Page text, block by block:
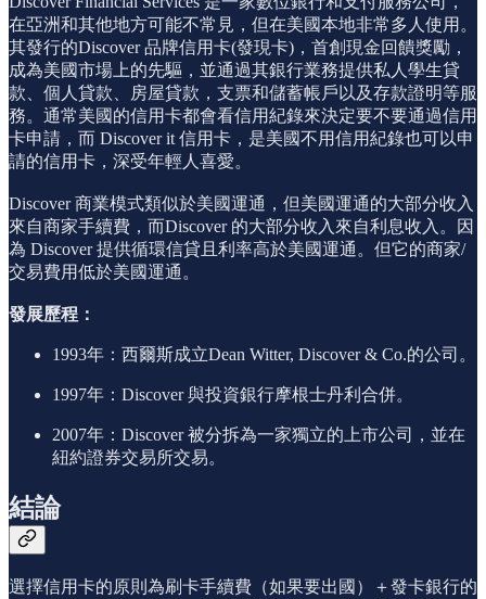
在亞洲和其他地方可能不常見，但在美國本地非常多人使用。
其發行的Discover 品牌信用卡(發現卡)，首創現金回饋獎勵，
成為美國市場上的先驅，並通過其銀行業務提供私人學生貸
款、個人貸款、房屋貸款，支票和儲蓄帳戶以及存款證明等服
務。通常美國的信用卡都會看信用紀錄來決定要不要通過信用
卡申請，而 Discover it 信用卡，是美國不用信用紀錄也可以申
請的信用卡，深受年輕人喜愛。
Discover 商業模式類似於美國運通，但美國運通的大部分收入
來自商家手續費，而Discover 的大部分收入來自利息收入。因
為 Discover 提供循環信貸且利率高於美國運通。但它的商家/
交易費用低於美國運通。
發展歷程：
1993年：西爾斯成立Dean Witter, Discover & Co.的公司。
1997年：Discover 與投資銀行摩根士丹利合併。
2007年：Discover 被分拆為一家獨立的上市公司，並在
紐約證券交易所交易。
結論
選擇信用卡的原則為刷卡手續費（如果要出國）＋發卡銀行的